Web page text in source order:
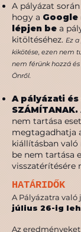
A pályázat
hogy a Google
lépjen be a
kitöltéséhez. Ez
kikötése, ezen nem
nem férünk hozzá
Önről.​
A pályázati
SZÁMÍTANAK.
nem tartása
megtagadhatja
kiállításban
be nem tartása
visszatérítésére
HATÁRIDŐK
A Pályázatra való
július 26-ig
Az eredményeket